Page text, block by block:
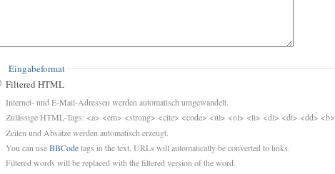
Eingabeformat
Filtered HTML
Internet- und E-Mail-Adressen werden automatisch umgewandelt.
Zulässige HTML-Tags: <a> <em> <strong> <cite> <code> <ul> <ol> <li> <dl> <dt> <dd> <b>
Zeilen und Absätze werden automatisch erzeugt.
You can useBBCodetags in the text. URLs will automatically be converted to links.
Filtered words will be replaced with the filtered version of the word.